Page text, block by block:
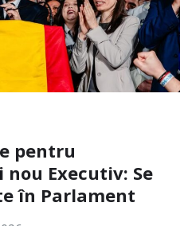
pentru
Executiv: Se
în Parlament